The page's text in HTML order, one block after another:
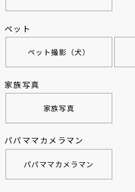
ペット
ペット撮影（犬）
家族写真
家族写真
パパママカメラマン
パパママカメラマン